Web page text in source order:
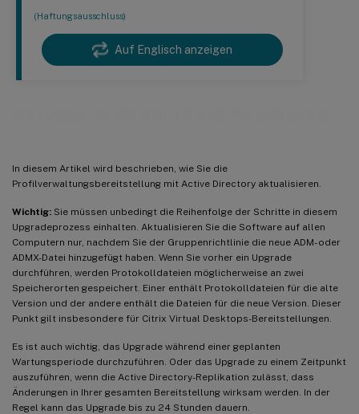
(Haftungsausschluss)
Auf Englisch anzeigen
In diesem Artikel wird beschrieben, wie Sie die
Profilverwaltungsbereitstellung mit Active Directory aktualisieren.
Wichtig: Sie müssen unbedingt die Reihenfolge der Schritte in diesem
Upgradeprozess einhalten. Aktualisieren Sie die Software auf allen
Computern nur, nachdem Sie der Gruppenrichtlinie die neue ADM- oder
ADMX-Datei hinzugefügt haben. Wenn Sie vorher ein Upgrade
durchführen, werden Protokolldateien möglicherweise an zwei
Speicherorten gespeichert. Einer enthält Protokolldateien für die alte
Version und der andere enthält die Dateien für die neue Version. Dieser
Punkt gilt insbesondere für Citrix Virtual Desktops-Bereitstellungen.
Es ist auch wichtig, das Upgrade während einer geplanten
Wartungsperiode durchzuführen. Oder das Upgrade zu einem Zeitpunkt
auszuführen, wenn die Active Directory-Replikation zulässt, dass
Änderungen in Ihrer gesamten Bereitstellung wirksam werden. In der
Regel kann das Upgrade bis zu 24 Stunden dauern.